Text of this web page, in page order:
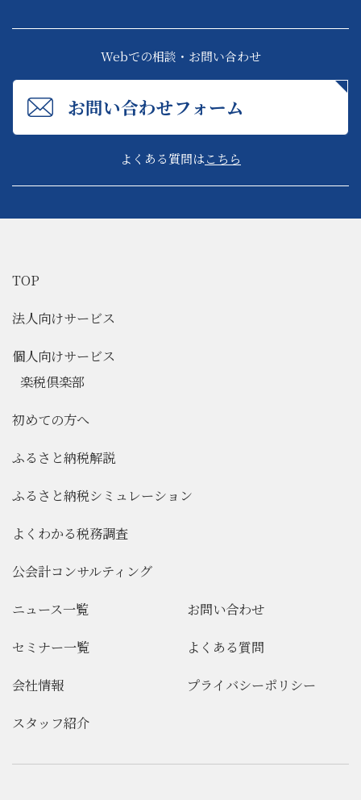
Webでの相談・お問い合わせ
お問い合わせフォーム
よくある質問はこちら
TOP
法人向けサービス
個人向けサービス
楽税倶楽部
初めての方へ
ふるさと納税解説
ふるさと納税シミュレーション
よくわかる税務調査
公会計コンサルティング
ニュース一覧
セミナー一覧
会社情報
スタッフ紹介
お問い合わせ
よくある質問
プライバシーポリシー